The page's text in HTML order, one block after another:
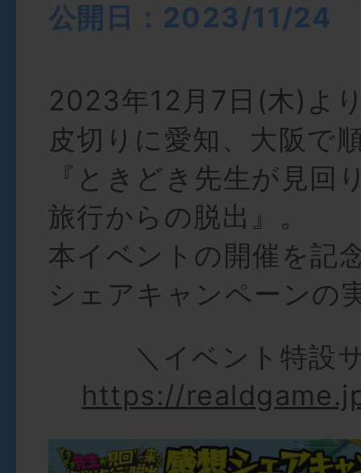
公開日：2023/11/24
2023年12月7日(木)よ
皮切りに愛知、大阪で
『ときどき先生が見回
旅行からの脱出』。
本イベントの開催を記
シェアキャンペーンの
＼イベント特設
https://